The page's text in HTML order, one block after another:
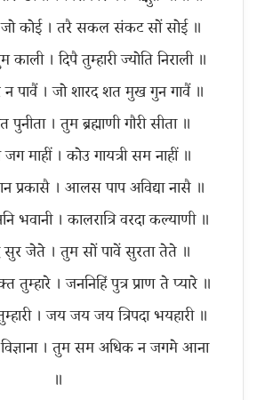
जो कोई । तरै सकल संकट सों सोई ॥
काली । दिपै तुम्हारी ज्योति निराली ॥
न पावैं । जो शारद शत मुख गुन गावैं ॥
पुनीता । तुम ब्रह्माणी गौरी सीता ॥
जग माहीं । कोउ गायत्री सम नाहीं ॥
प्रकासै । आलस पाप अविद्या नासै ॥
भवानी । कालरात्रि वरदा कल्याणी ॥
सुर जेते । तुम सों पावें सुरता तेते ॥
। जननिहिं पुत्र प्राण ते प्यारे ॥
। जय जय जय त्रिपदा भयहारी ॥
। तुम सम अधिक न जगमे आना
॥